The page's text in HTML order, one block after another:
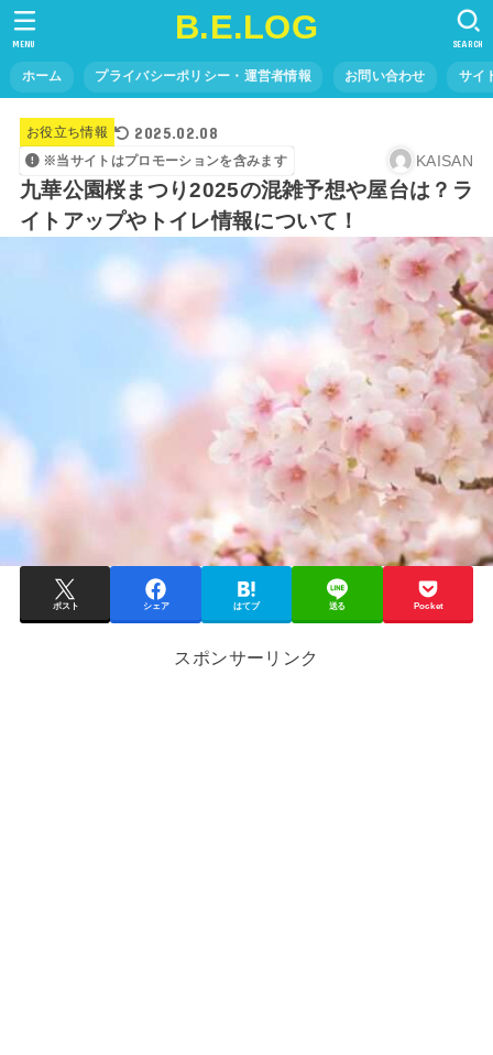
B.E.LOG
ホーム プライバシーポリシー・運営者情報 お問い合わせ サイ
SEARCH
MENU
お役立ち情報 2025.02.08
※当サイトはプロモーションを含みます KAISAN
九華公園桜まつり2025の混雑予想や屋台は？ラ
イトアップやトイレ情報について！
ポスト シェア はてブ 送る Pocket
スポンサーリンク